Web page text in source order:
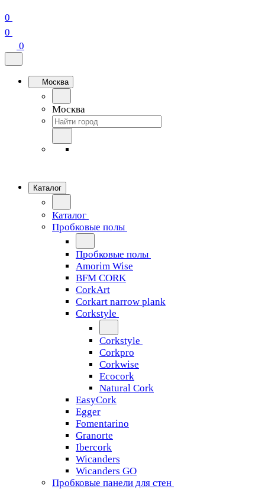
0
0
0
Москва
Москва
Каталог
Каталог
Пробковые полы
Пробковые полы
Amorim Wise
BFM CORK
CorkArt
Corkart narrow plank
Corkstyle
Corkstyle
Corkpro
Corkwise
Ecocork
Natural Cork
EasyCork
Egger
Fomentarino
Granorte
Ibercork
Wicanders
Wicanders GO
Пробковые панели для стен